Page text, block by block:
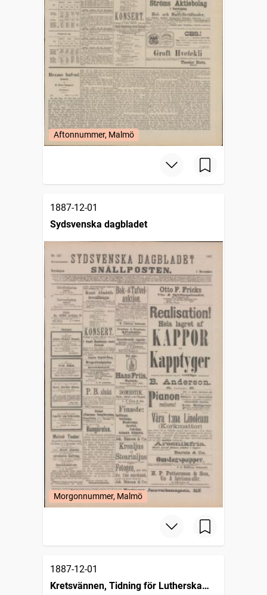
Aftonnummer, Malmö
1887-12-01
Sydsvenska dagbladet
Morgonnummer, Malmö
1887-12-01
Kretsvännen, Tidning för Lutherska